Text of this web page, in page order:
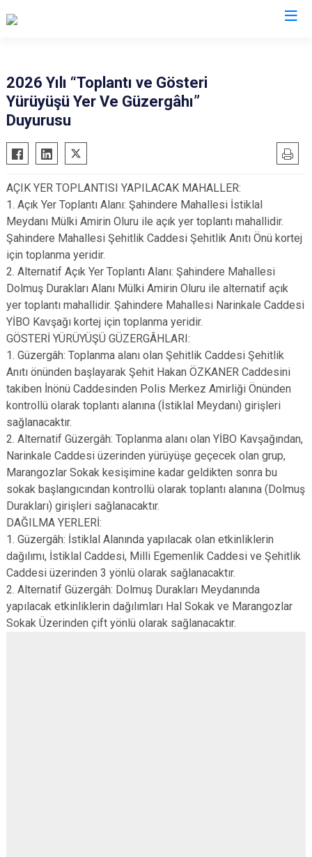
Akyaka
Arpaçay
Digor
Sarıkamış
Selim
Susuz
2026 Yılı “Toplantı ve Gösteri
Yürüyüşü Yer Ve Güzergâhı”
Duyurusu
AÇIK YER TOPLANTISI YAPILACAK MAHALLER:
1. Açık Yer Toplantı Alanı: Şahindere Mahallesi İstiklal
Meydanı Mülki Amirin Oluru ile açık yer toplantı mahallidir.
Şahindere Mahallesi Şehitlik Caddesi Şehitlik Anıtı Önü kortej
için toplanma yeridir.
2. Alternatif Açık Yer Toplantı Alanı: Şahindere Mahallesi
Dolmuş Durakları Alanı Mülki Amirin Oluru ile alternatif açık
yer toplantı mahallidir. Şahindere Mahallesi Narinkale Caddesi
YİBO Kavşağı kortej için toplanma yeridir.
GÖSTERİ YÜRÜYÜŞÜ GÜZERGÂHLARI:
1. Güzergâh: Toplanma alanı olan Şehitlik Caddesi Şehitlik
Anıtı önünden başlayarak Şehit Hakan ÖZKANER Caddesini
takiben İnönü Caddesinden Polis Merkez Amirliği Önünden
kontrollü olarak toplantı alanına (İstiklal Meydanı) girişleri
sağlanacaktır.
2. Alternatif Güzergâh: Toplanma alanı olan YİBO Kavşağından,
Narinkale Caddesi üzerinden yürüyüşe geçecek olan grup,
Marangozlar Sokak kesişimine kadar geldikten sonra bu
sokak başlangıcından kontrollü olarak toplantı alanına (Dolmuş
Durakları) girişleri sağlanacaktır.
DAĞILMA YERLERİ:
1. Güzergâh: İstiklal Alanında yapılacak olan etkinliklerin
dağılımı, İstiklal Caddesi, Milli Egemenlik Caddesi ve Şehitlik
Caddesi üzerinden 3 yönlü olarak sağlanacaktır.
2. Alternatif Güzergâh: Dolmuş Durakları Meydanında
yapılacak etkinliklerin dağılımları Hal Sokak ve Marangozlar
Sokak Üzerinden çift yönlü olarak sağlanacaktır.